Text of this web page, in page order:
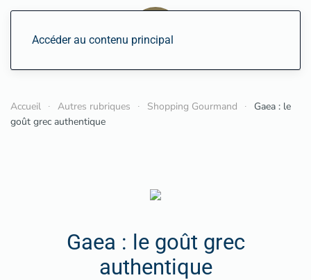
Accéder au contenu principal
Accueil Autres rubriques Shopping Gourmand
Gaea : le
goût grec authentique
Gaea : le goût grec
authentique